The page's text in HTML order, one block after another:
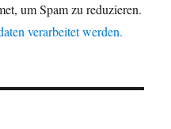
um Spam zu reduzieren.
verarbeitet werden.